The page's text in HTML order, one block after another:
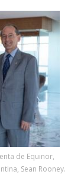
de Equinor,
Sean Rooney.